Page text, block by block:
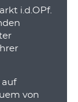
i.d.OPf.
auf
von